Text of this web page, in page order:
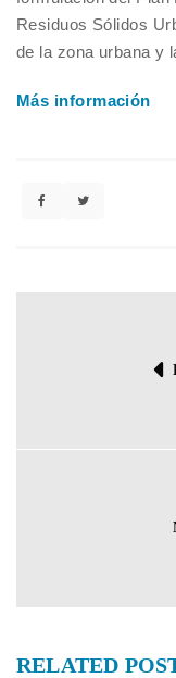
Residuos Sólidos
de la zona urbana y
Más información
RELATED